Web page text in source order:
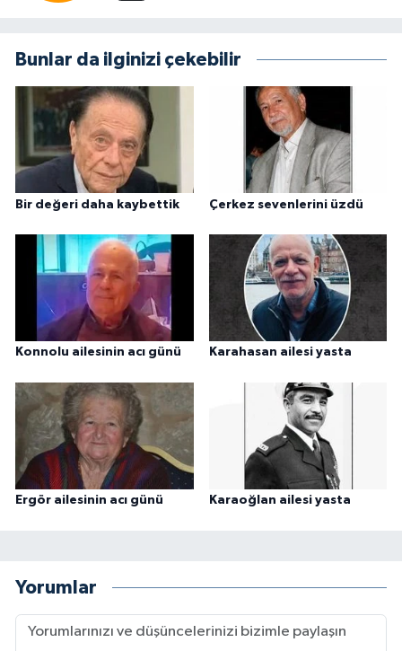
Bunlar da ilginizi çekebilir
Bir değeri daha kaybettik Çerkez sevenlerini üzdü
Konnolu ailesinin acı günü Karahasan ailesi yasta
Ergör ailesinin acı günü Karaoğlan ailesi yasta
Yorumlar